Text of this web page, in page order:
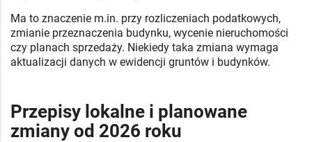
Ma to znaczenie m.in. przy rozliczeniach podatkowych,
zmianie przeznaczenia budynku, wycenie nieruchomości
czy planach sprzedaży. Niekiedy taka zmiana wymaga
aktualizacji danych w ewidencji gruntów i budynków.
Przepisy lokalne i planowane
zmiany od 2026 roku